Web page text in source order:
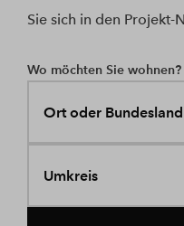
Sie sich in den Projekt-
Wo möchten Sie wohnen?
Ort oder Bundesland
Umkreis